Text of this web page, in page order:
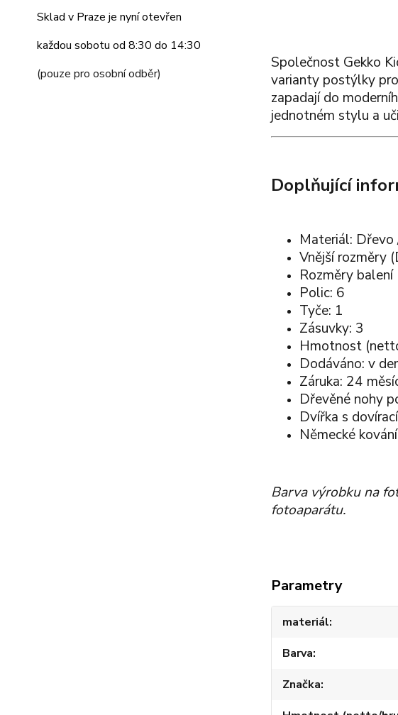
Sklad v Praze je nyní otevřen
každou sobotu od 8:30 do 14:30
(pouze pro osobní odběr)
Společnost Gekko
varianty postýlky
zapadají do
jednotném stylu a
Doplňující
Materiál:
Vnější rozměry
Rozměry
Polic: 6
Tyče: 1
Zásuvky: 3
Hmotnost
Dodáváno: v
Záruka: 24
Dřevěné nohy
Dvířka s
Německé
Barva výrobku na
fotoaparátu.
Parametry
materiál
Barva
Značka